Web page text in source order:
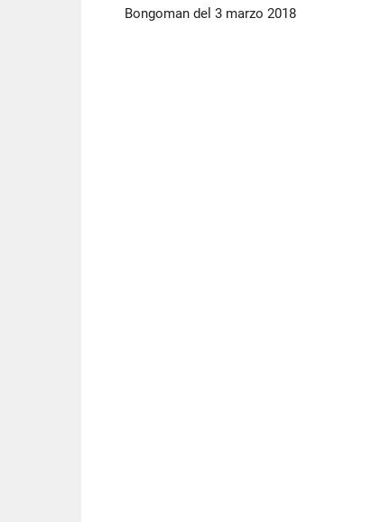
Bongoman del 3 marzo 2018